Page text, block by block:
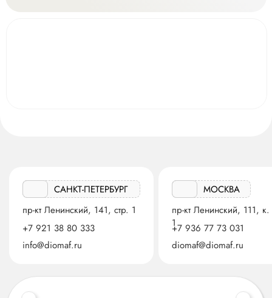
САНКТ-ПЕТЕРБУРГ
пр-кт Ленинский, 141, стр. 1
+7 921 38 80 333
info@diomaf.ru
МОСКВА
пр-кт Ленинский, 111, к.
1+7 936 77 73 031
diomaf@diomaf.ru